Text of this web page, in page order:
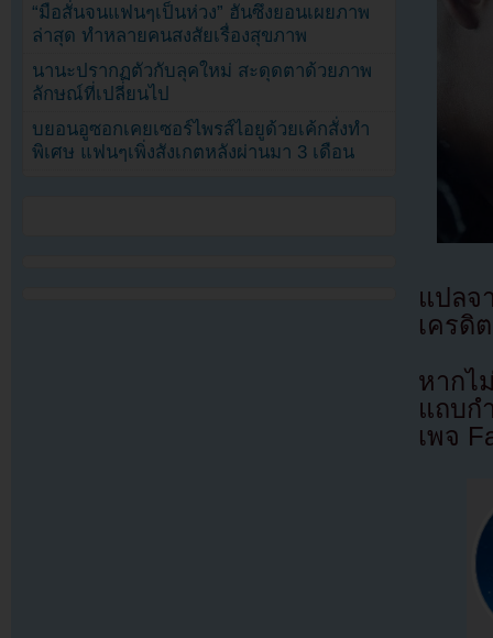
แปล
เครดิ
หากไ
แถบก
เพจ
“มือสั่นจนแฟนๆเป็นห่วง” ฮันซึงยอนเผยภาพ
ล่าสุด ทำหลายคนสงสัยเรื่องสุขภาพ
นานะปรากฏตัวกับลุคใหม่ สะดุดตาด้วยภาพ
ลักษณ์ที่เปลี่ยนไป
บยอนอูซอกเคยเซอร์ไพรส์ไอยูด้วยเค้กสั่งทำ
พิเศษ แฟนๆเพิ่งสังเกตหลังผ่านมา 3 เดือน